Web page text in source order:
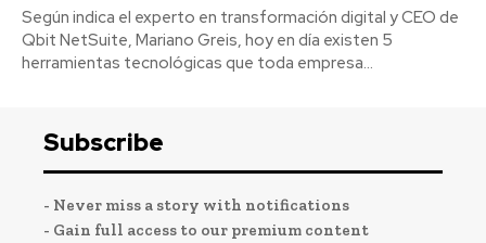
Según indica el experto en transformación digital y CEO de
Qbit NetSuite, Mariano Greis, hoy en día existen 5
herramientas tecnológicas que toda empresa...
Subscribe
- Never miss a story with notifications
- Gain full access to our premium content